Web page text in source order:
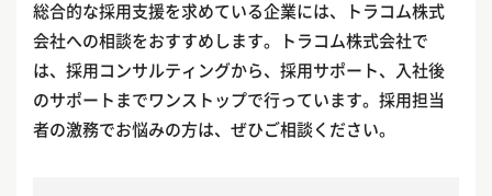
総合的な採用支援を求めている企業には、トラコム株式
会社への相談をおすすめします。トラコム株式会社で
は、採用コンサルティングから、採用サポート、入社後
のサポートまでワンストップで行っています。採用担当
者の激務でお悩みの方は、ぜひご相談ください。